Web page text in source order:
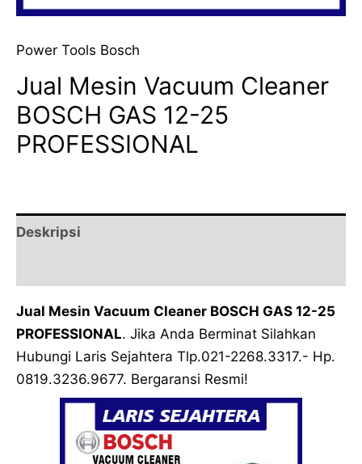
Power Tools Bosch
Jual Mesin Vacuum Cleaner
BOSCH GAS 12-25
PROFESSIONAL
Deskripsi
Jual Mesin Vacuum Cleaner BOSCH GAS 12-25
PROFESSIONAL. Jika Anda Berminat Silahkan
Hubungi Laris Sejahtera Tlp.021-2268.3317.- Hp.
0819.3236.9677. Bergaransi Resmi!